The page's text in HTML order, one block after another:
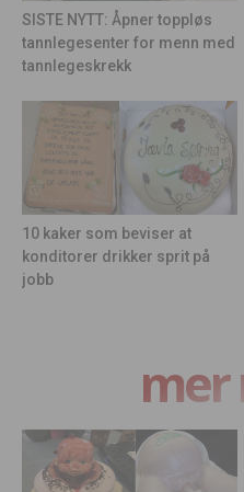
SISTE NYTT: Åpner toppløs
tannlegesenter for menn med
tannlegeskrekk
10 kaker som beviser at
konditorer drikker sprit på
jobb
mer